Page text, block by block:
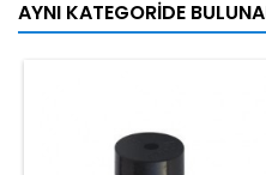
AYNI KATEGORIDE